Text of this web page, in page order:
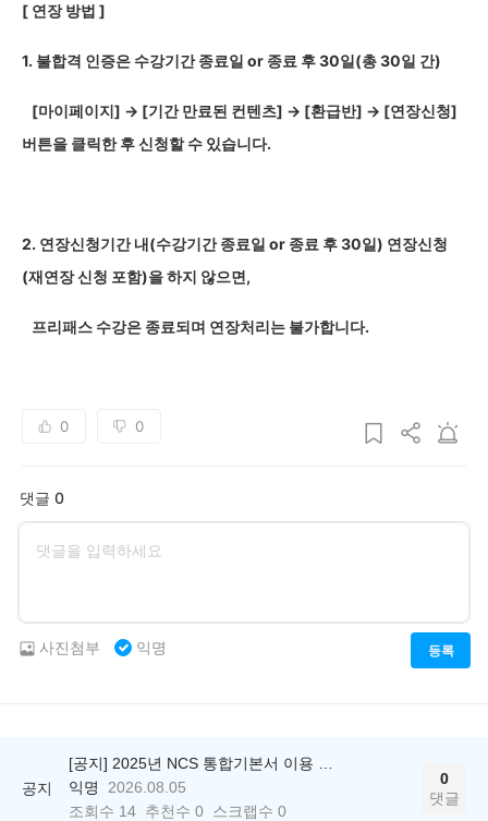
[ 연장 방법 ]
1. 불합격 인증은 수강기간 종료일 or 종료 후 30일(총 30일 간)
[마이페이지] → [기간 만료된 컨텐츠] → [환급반] → [연장신청]
버튼을 클릭한 후 신청할 수 있습니다.
2. 연장신청기간 내(수강기간 종료일 or 종료 후 30일) 연장신청
(재연장 신청 포함)을 하지 않으면,
프리패스 수강은 종료되며 연장처리는 불가합니다.
0 0
댓글 0
등록
사진첨부 익명
공지
익명
2026.08.05
조회수 14 추천수 0 스크랩수 0
0
댓글